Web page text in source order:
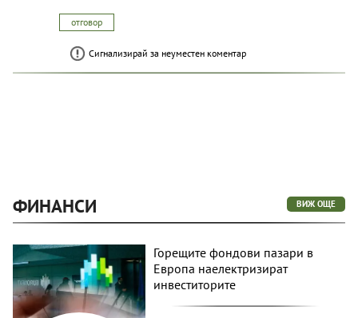
отговор
Сигнализирай за неуместен коментар
ФИНАНСИ ВИЖ ОЩЕ
Горещите фондови пазари в
Европа наелектризират
инвеститорите